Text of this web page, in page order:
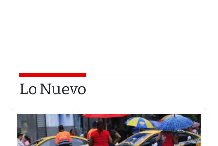
Lo Nuevo